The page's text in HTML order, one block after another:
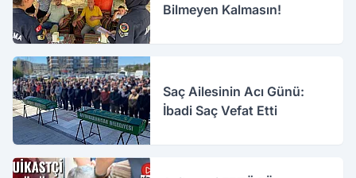
Bilmeyen Kalmasın!
Saç Ailesinin Acı Günü:
İbadi Saç Vefat Etti